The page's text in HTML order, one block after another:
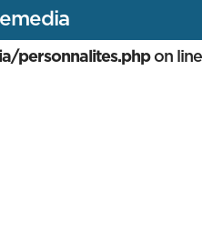
#1 is expected to
personnalites.phpon line